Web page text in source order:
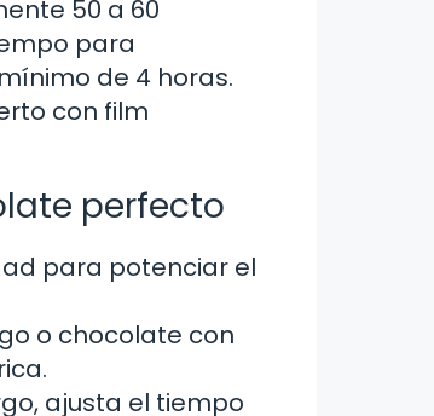
50 a 60
para
de 4 horas.
con film
perfecto
para potenciar el
o chocolate con
ajusta el tiempo